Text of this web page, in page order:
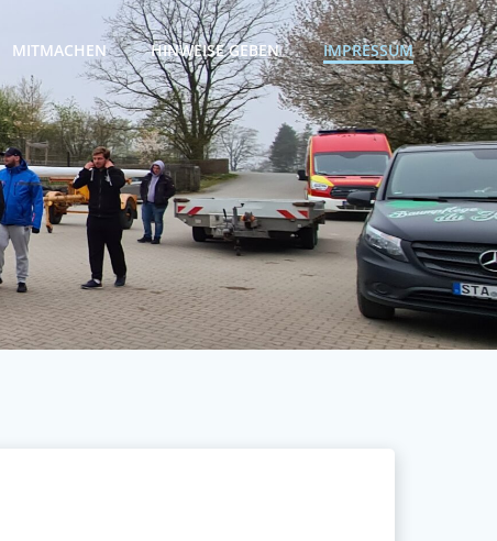
MITMACHEN HINWEISE GEBEN IMPRESSUM